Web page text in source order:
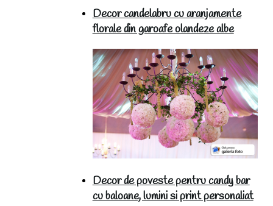
Decor candelabru cu aranjamente
florale din garoafe olandeze albe
Decor de poveste pentru candy bar
cu baloane, lumini si print personaliat